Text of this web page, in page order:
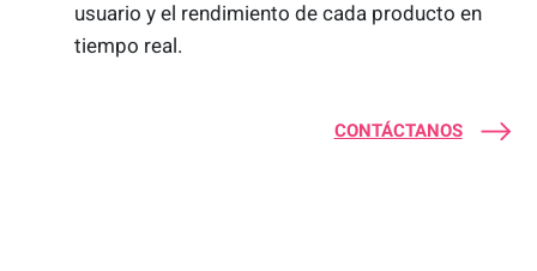
usuario y el rendimiento de cada producto en
tiempo real.
CONTÁCTANOS